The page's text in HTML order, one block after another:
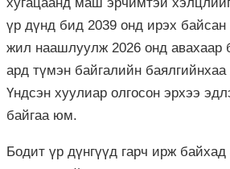
үр дүнд бид 2039 онд ирэх байсан
жил наашлуулж 2026 онд авахаар
ард түмэн байгалийн баялгийнхаа
Үндсэн хуулиар олгосон эрхээ
байгаа юм.
Бодит үр дүнгүүд гарч ирж байхад